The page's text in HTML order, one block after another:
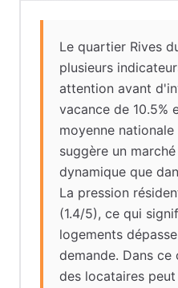
Le quartier Rives
plusieurs
attention avant
vacance de 10.5%
moyenne
suggère un
dynamique que
La pression
(1.4/5), ce qui
logements
demande. Dans
des locataires